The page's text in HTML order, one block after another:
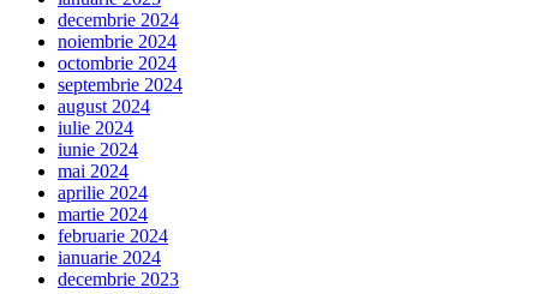
decembrie 2024
noiembrie 2024
octombrie 2024
septembrie 2024
august 2024
iulie 2024
iunie 2024
mai 2024
aprilie 2024
martie 2024
februarie 2024
ianuarie 2024
decembrie 2023